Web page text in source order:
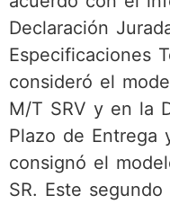
Declaración
Especificaciones
consideró el
M/T SRV y en la
Plazo de Entrega
consignó el
SR. Este